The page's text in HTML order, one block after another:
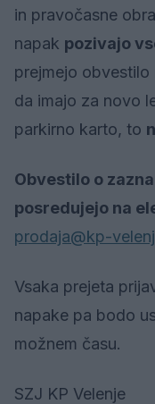
in pravočasne
napak pozivajo
prejmejo obvestilo
da imajo za novo
parkirno karto, to
Obvestilo o
posredujejo na
prodaja@kp-
Vsaka prejeta
napake pa bodo
možnem času.
SZJ KP Velenje